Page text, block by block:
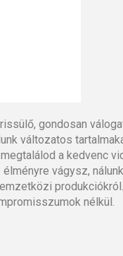
gondosan
változatos
a kedvenc
vágysz,
nélkül.